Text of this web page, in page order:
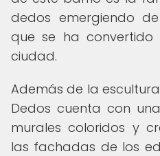
dedos emergiendo
que se ha
ciudad.
Además de la
Dedos cuenta con
murales coloridos y
las fachadas de los